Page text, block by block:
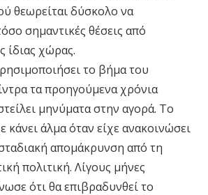
θεωρείται δύσκολο να
σημαντικές θέσεις από
ίδιας χώρας.
το βήμα του
τα προηγούμενα χρόνια
μηνύματα στην αγορά. Το
κάνει άλμα όταν είχε ανακοινώσει
απομάκρυνση από τη
πολιτική. Λίγους μήνες
ότι θα επιβραδυνθεί το